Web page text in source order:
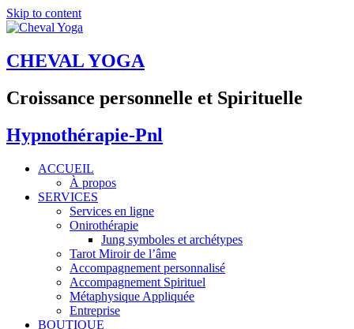
Skip to content
CHEVAL YOGA
Croissance personnelle et Spirituelle
Hypnothérapie-Pnl
ACCUEIL
À propos
SERVICES
Services en ligne
Onirothérapie
Jung symboles et archétypes
Tarot Miroir de l’âme
Accompagnement personnalisé
Accompagnement Spirituel
Métaphysique Appliquée
Entreprise
BOUTIQUE